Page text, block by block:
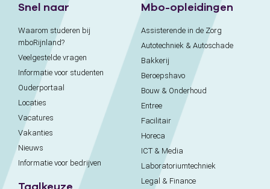
Snel naar
Waarom studeren bij
mboRijnland?
Veelgestelde vragen
Informatie voor studenten
Ouderportaal
Locaties
Vacatures
Vakanties
Nieuws
Informatie voor bedrijven
Taalkeuze
Mbo-opleidingen
Assisterende in de Zorg
Autotechniek & Autoschade
Bakkerij
Beroepshavo
Bouw & Onderhoud
Entree
Facilitair
Horeca
ICT & Media
Laboratoriumtechniek
Legal & Finance